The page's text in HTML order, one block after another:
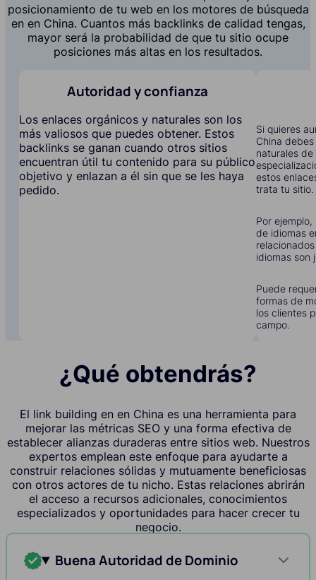
posicionamiento de tu web en los motores de búsqueda
en en China. Cuantos más backlinks de calidad tengas,
mayor será la probabilidad de que tu sitio ocupe
posiciones más altas en los resultados.
Autoridad y confianza
Los enlaces orgánicos y naturales son los
más valiosos que puedes obtener. Estos
backlinks se ganan cuando otros sitios
encuentran útil tu contenido para su público
objetivo y enlazan a él sin que se les haya
pedido.
Si quieres
China
naturales
estos
trata tu sitio.
Por
de idiomas
idiomas son
Puede
formas de
los clientes
campo.
¿Qué obtendrás?
El link building en en China es una herramienta para
mejorar las métricas SEO y una forma efectiva de
establecer alianzas duraderas entre sitios web. Nuestros
expertos emplean este enfoque para ayudarte a
construir relaciones sólidas y mutuamente beneficiosas
con otros actores de tu nicho. Estas relaciones abrirán
el acceso a recursos adicionales, conocimientos
especializados y oportunidades para hacer crecer tu
negocio.
Buena Autoridad de Dominio